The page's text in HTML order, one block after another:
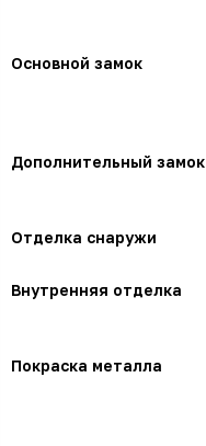
Основной замок
Дополнительный замок
Отделка снаружи
Внутренняя отделка
Покраска металла